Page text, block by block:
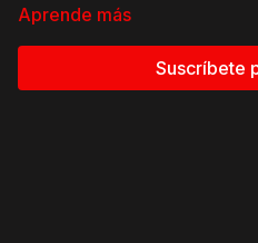
favorito, Shion. Sin embargo, su
Aprende más
Suscríbete